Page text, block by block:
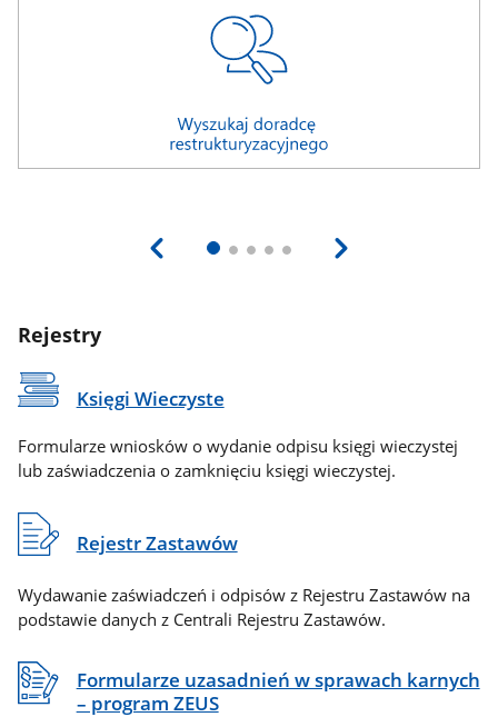
Rejestry
Księgi Wieczyste
Formularze wniosków o wydanie odpisu księgi wieczystej
lub zaświadczenia o zamknięciu księgi wieczystej.
Rejestr Zastawów
Wydawanie zaświadczeń i odpisów z Rejestru Zastawów na
podstawie danych z Centrali Rejestru Zastawów.
Formularze uzasadnień w sprawach karnych
– program ZEUS